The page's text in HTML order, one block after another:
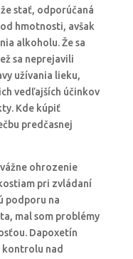
stať, odporúčaná
hmotnosti, avšak
alkoholu. Že sa
sa neprejavili
užívania lieku,
vedľajších účinkov
Kde kúpiť
predčasnej
ohrozenie
pri zvládaní
podporu na
mal som problémy
Dapoxetín
kontrolu nad